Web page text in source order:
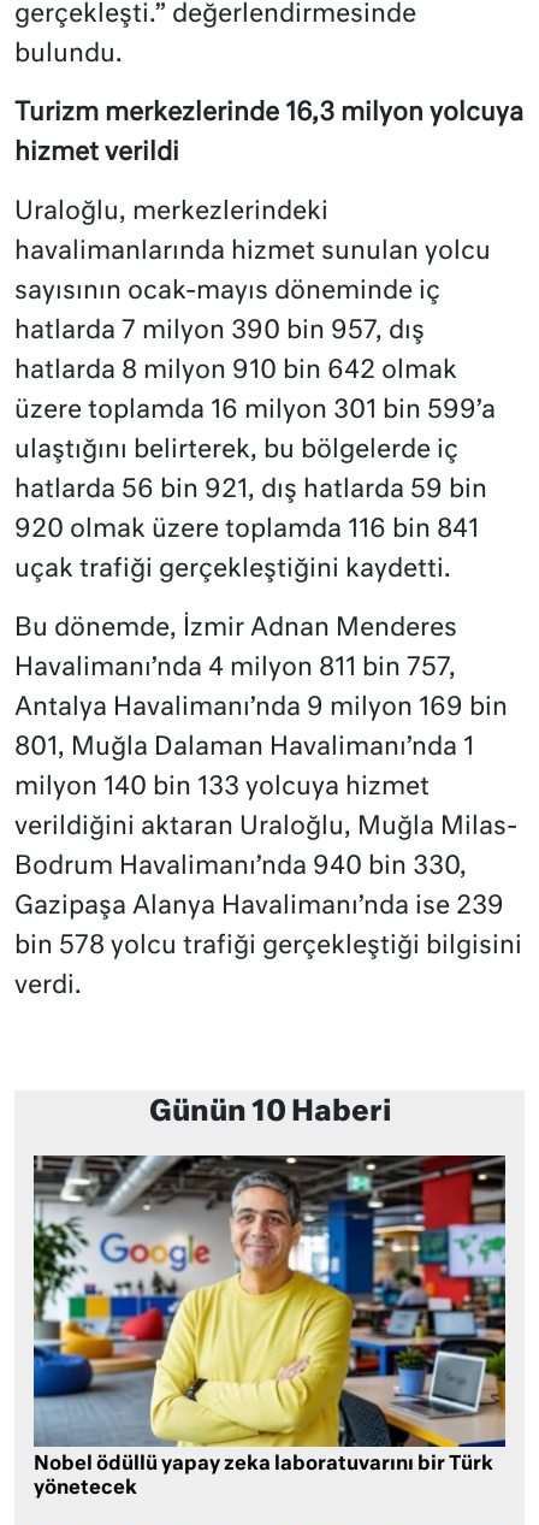
gerçekleşti.” değerlendirmesinde
bulundu.
Turizm merkezlerinde 16,3 milyon yolcuya
hizmet verildi
Uraloğlu, merkezlerindeki
havalimanlarında hizmet sunulan yolcu
sayısının ocak-mayıs döneminde iç
hatlarda 7 milyon 390 bin 957, dış
hatlarda 8 milyon 910 bin 642 olmak
üzere toplamda 16 milyon 301 bin 599’a
ulaştığını belirterek, bu bölgelerde iç
hatlarda 56 bin 921, dış hatlarda 59 bin
920 olmak üzere toplamda 116 bin 841
uçak trafiği gerçekleştiğini kaydetti.
Bu dönemde, İzmir Adnan Menderes
Havalimanı’nda 4 milyon 811 bin 757,
Antalya Havalimanı’nda 9 milyon 169 bin
801, Muğla Dalaman Havalimanı’nda 1
milyon 140 bin 133 yolcuya hizmet
verildiğini aktaran Uraloğlu, Muğla Milas-
Bodrum Havalimanı’nda 940 bin 330,
Gazipaşa Alanya Havalimanı’nda ise 239
bin 578 yolcu trafiği gerçekleştiği bilgisini
verdi.
Günün 10 Haberi
Nobel ödüllü yapay zeka laboratuvarını bir Türk
yönetecek